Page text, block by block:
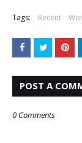
Tags: Recent
POST A
0 Comments